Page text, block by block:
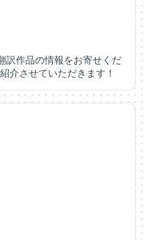
訳作品の情報をお寄せくだ
介させていただきます！